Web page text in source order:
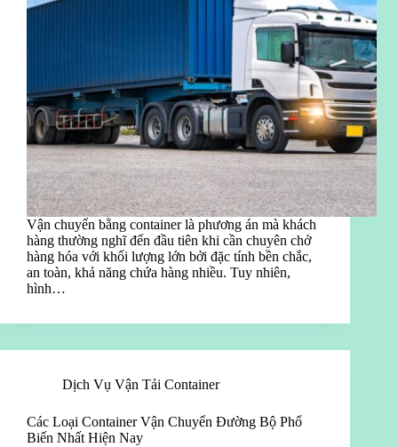
Vận chuyển bằng container là phương án mà khách
hàng thường nghĩ đến đầu tiên khi cần chuyên chở
hàng hóa với khối lượng lớn bởi đặc tính bền chắc,
an toàn, khả năng chứa hàng nhiều. Tuy nhiên,
hình…
Dịch Vụ Vận Tải Container
Các Loại Container Vận Chuyển Đường Bộ Phổ
Biến Nhất Hiện Nay